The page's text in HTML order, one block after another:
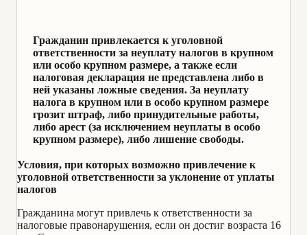
Гражданин привлекается к уголовной
ответственности за неуплату налогов в крупном
или особо крупном размере, а также если
налоговая декларация не представлена либо в
ней указаны ложные сведения. За неуплату
налога в крупном или в особо крупном размере
грозит штраф, либо принудительные работы,
либо арест (за исключением неуплаты в особо
крупном размере), либо лишение свободы.
Условия, при которых возможно привлечение к
уголовной ответственности за уклонение от уплаты
налогов
Гражданина могут привлечь к ответственности за
налоговые правонарушения, если он достиг возраста 16